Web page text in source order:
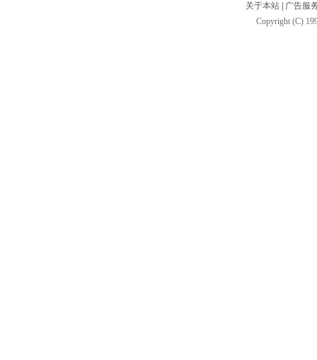
关于本站
广告服
Copyright (C)